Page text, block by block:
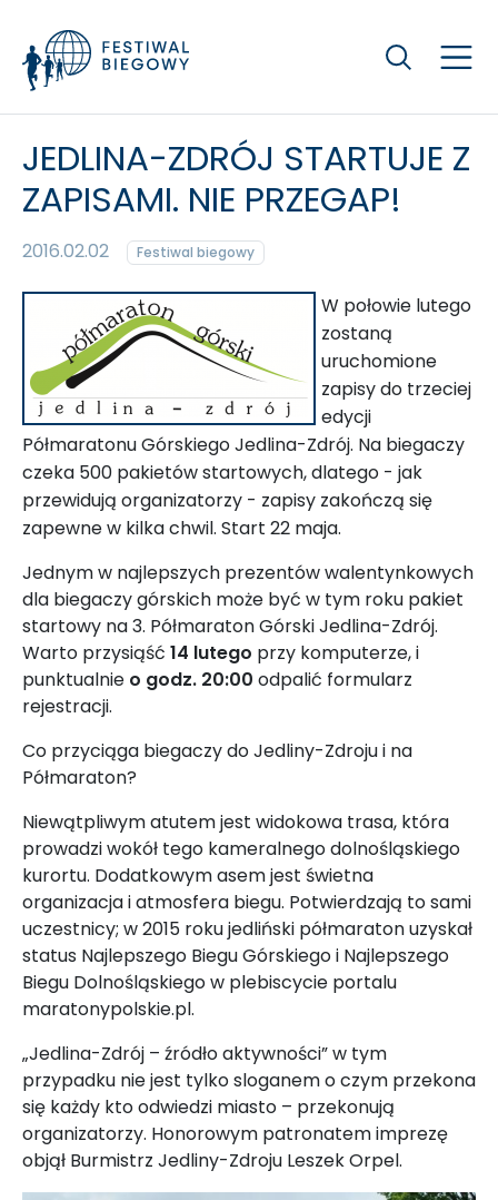
Szukaj
JEDLINA-ZDRÓJ STARTUJE Z
ZAPISAMI. NIE PRZEGAP!
2016.02.02 Festiwal biegowy
W połowie lutego
zostaną
uruchomione
zapisy do trzeciej
edycji
Półmaratonu Górskiego Jedlina-Zdrój. Na biegaczy
czeka 500 pakietów startowych, dlatego - jak
przewidują organizatorzy - zapisy zakończą się
zapewne w kilka chwil. Start 22 maja.
Jednym w najlepszych prezentów walentynkowych
dla biegaczy górskich może być w tym roku pakiet
startowy na 3. Półmaraton Górski Jedlina-Zdrój.
Warto przysiąść 14 lutego przy komputerze, i
punktualnie o godz. 20:00 odpalić formularz
rejestracji.
Co przyciąga biegaczy do Jedliny-Zdroju i na
Półmaraton?
Niewątpliwym atutem jest widokowa trasa, która
prowadzi wokół tego kameralnego dolnośląskiego
kurortu. Dodatkowym asem jest świetna
organizacja i atmosfera biegu. Potwierdzają to sami
uczestnicy; w 2015 roku jedliński półmaraton uzyskał
status Najlepszego Biegu Górskiego i Najlepszego
Biegu Dolnośląskiego w plebiscycie portalu
maratonypolskie.pl.
„Jedlina-Zdrój – źródło aktywności” w tym
przypadku nie jest tylko sloganem o czym przekona
się każdy kto odwiedzi miasto – przekonują
organizatorzy. Honorowym patronatem imprezę
objął Burmistrz Jedliny-Zdroju Leszek Orpel.